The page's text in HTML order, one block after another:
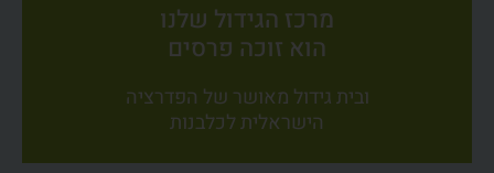
מרכז הגידול שלנו
הוא זוכה פרסים
ובית גידול מאושר של הפדרציה
הישראלית לכלבנות